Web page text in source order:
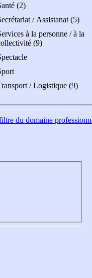
(2)
/ Assistanat (5)
à la personne / à la
(9)
/ Logistique (9)
du domaine